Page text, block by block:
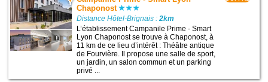
Chaponost
Distance Hôtel-Brignais :2km
L’établissement Campanile Prime - Smart
Lyon Chaponost se trouve à Chaponost, à
11 km de ce lieu d’intérêt : Théâtre antique
de Fourvière. Il propose une salle de sport,
un jardin, un salon commun et un parking
privé ...